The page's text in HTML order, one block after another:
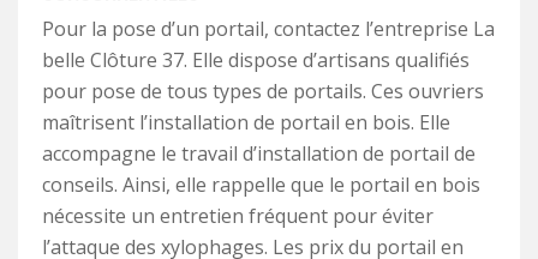
Pour la pose d’un portail, contactez l’entreprise La
belle Clôture 37. Elle dispose d’artisans qualifiés
pour pose de tous types de portails. Ces ouvriers
maîtrisent l’installation de portail en bois. Elle
accompagne le travail d’installation de portail de
conseils. Ainsi, elle rappelle que le portail en bois
nécessite un entretien fréquent pour éviter
l’attaque des xylophages. Les prix du portail en